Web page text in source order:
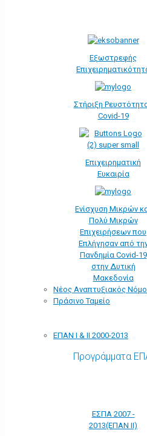
Εξωστρεφής
Στήριξη
Covid-19
Επιχειρηματική
Ευκαιρία
Ενίσχυση Μικρών
Πολύ Μικρών
Επιχειρήσεων που
Επλήγησαν από
Πανδημία Covid-19
στην Δυτική
Μακεδονία
Νέος Αναπτυξιακός
Πράσινο Ταμείο
ΕΠΑΝ Ι & ΙΙ 2000-2013
Προγράμματα
ΕΣΠΑ 2007 -
2013(ΕΠΑΝ ΙΙ)